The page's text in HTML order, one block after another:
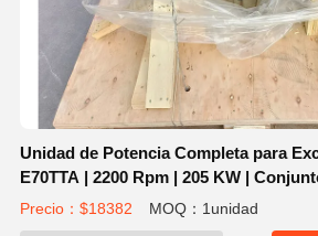
Unidad de Potencia Completa para
E70TTA | 2200 Rpm | 205 KW |
Motor C7.1 de 6 Cilindros
Precio：$18382 MOQ：1unidad